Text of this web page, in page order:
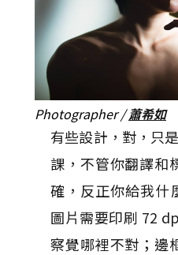
Photographer /蕭希如
有些設計，對，只
課，不管你翻譯和
確，反正你給我什
圖片需要印刷 72
察覺哪裡不對；邊